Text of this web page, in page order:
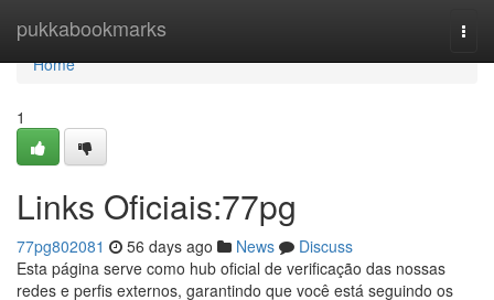
pukkabookmarks
Home
Home
1
Links Oficiais:77pg
77pg802081 56 days ago News
Discuss
Esta página serve como hub oficial de verificação das nossas
redes e perfis externos, garantindo que você está seguindo os